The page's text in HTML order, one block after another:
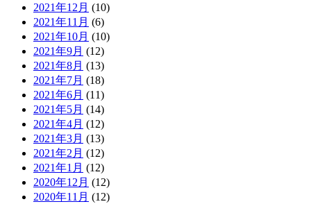
2021年12月 (10)
2021年11月 (6)
2021年10月 (10)
2021年9月 (12)
2021年8月 (13)
2021年7月 (18)
2021年6月 (11)
2021年5月 (14)
2021年4月 (12)
2021年3月 (13)
2021年2月 (12)
2021年1月 (12)
2020年12月 (12)
2020年11月 (12)